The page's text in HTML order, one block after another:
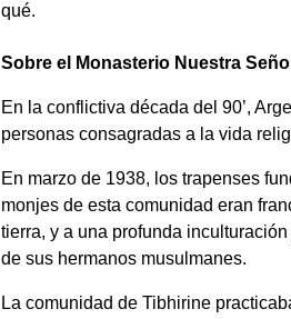
qué.
Sobre el Monasterio Nuestra
En la conflictiva década del 90’,
personas consagradas a la vida
En marzo de 1938, los trapenses
monjes de esta comunidad eran
tierra, y a una profunda
de sus hermanos musulmanes.
La comunidad de Tibhirine